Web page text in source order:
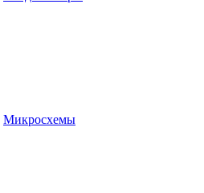
Микросхемы